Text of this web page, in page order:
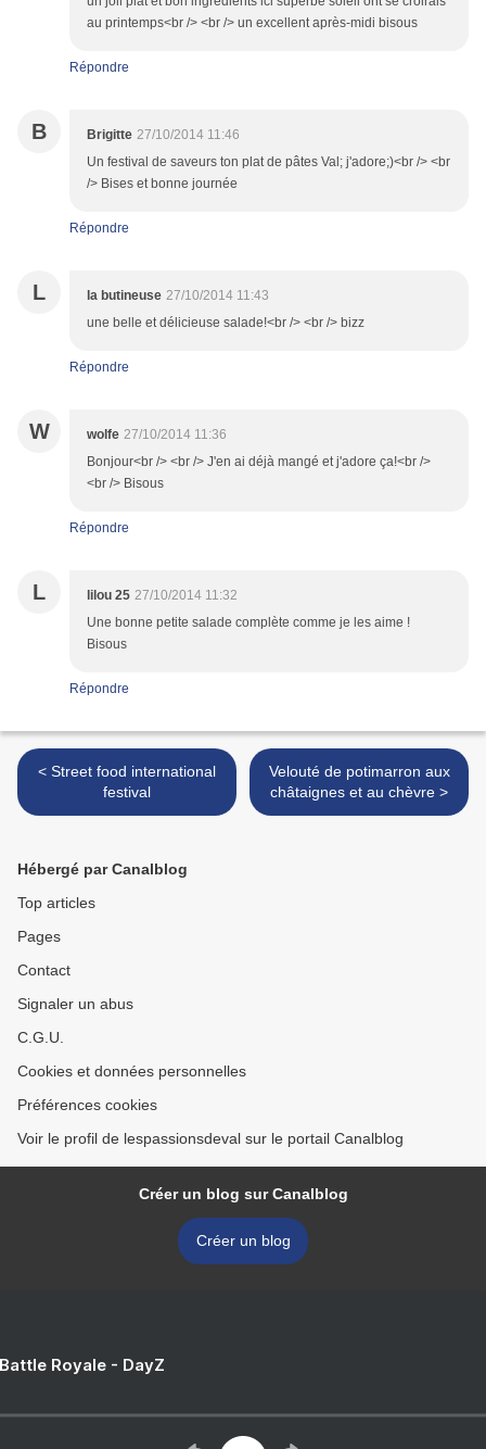
au printemps<br /> <br /> un excellent après-midi bisous
Répondre
B Brigitte 27/10/2014 11:46
Un festival de saveurs ton plat de pâtes Val; j'adore;)<br /> <br
/> Bises et bonne journée
Répondre
L la butineuse 27/10/2014 11:43
une belle et délicieuse salade!<br /> <br /> bizz
Répondre
W wolfe 27/10/2014 11:36
Bonjour<br /> <br /> J'en ai déjà mangé et j'adore ça!<br />
<br /> Bisous
Répondre
L lilou 25 27/10/2014 11:32
Une bonne petite salade complète comme je les aime !
Bisous
Répondre
< Street food international
festival
Velouté de potimarron aux
châtaignes et au chèvre >
Hébergé par Canalblog
Top articles
Pages
Contact
Signaler un abus
C.G.U.
Cookies et données personnelles
Préférences cookies
Voir le profil de lespassionsdeval sur le portail Canalblog
Créer un blog sur Canalblog
Créer un blog
Royale - DayZ